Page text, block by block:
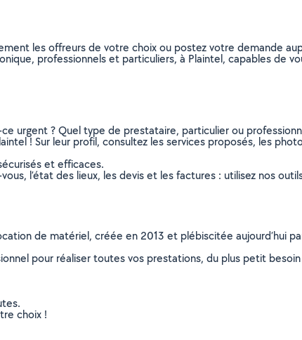
les offreurs de votre choix ou postez votre demande
professionnels et particuliers, à Plaintel, capables de
urgent ? Quel type de prestataire, particulier ou
! Sur leur profil, consultez les services proposés, les
et efficaces.
l’état des lieux, les devis et les factures : utilisez nos
de matériel, créée en 2013 et plébiscitée aujourd’hui
pour réaliser toutes vos prestations, du plus petit
choix !